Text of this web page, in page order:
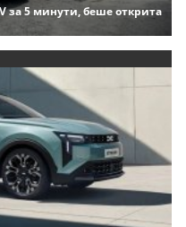
за 5 минути, беше открита